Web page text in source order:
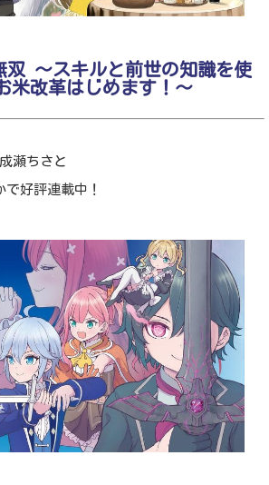
双 ～スキルと前世の知識を使
米改革はじめます！～
瀬ちさと
好評連載中！